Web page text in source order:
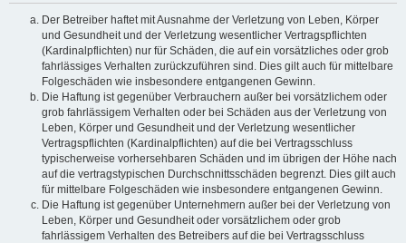
Der Betreiber haftet mit Ausnahme der Verletzung von Leben, Körper
und Gesundheit und der Verletzung wesentlicher Vertragspflichten
(Kardinalpflichten) nur für Schäden, die auf ein vorsätzliches oder grob
fahrlässiges Verhalten zurückzuführen sind. Dies gilt auch für mittelbare
Folgeschäden wie insbesondere entgangenen Gewinn.
Die Haftung ist gegenüber Verbrauchern außer bei vorsätzlichem oder
grob fahrlässigem Verhalten oder bei Schäden aus der Verletzung von
Leben, Körper und Gesundheit und der Verletzung wesentlicher
Vertragspflichten (Kardinalpflichten) auf die bei Vertragsschluss
typischerweise vorhersehbaren Schäden und im übrigen der Höhe nach
auf die vertragstypischen Durchschnittsschäden begrenzt. Dies gilt auch
für mittelbare Folgeschäden wie insbesondere entgangenen Gewinn.
Die Haftung ist gegenüber Unternehmern außer bei der Verletzung von
Leben, Körper und Gesundheit oder vorsätzlichem oder grob
fahrlässigem Verhalten des Betreibers auf die bei Vertragsschluss